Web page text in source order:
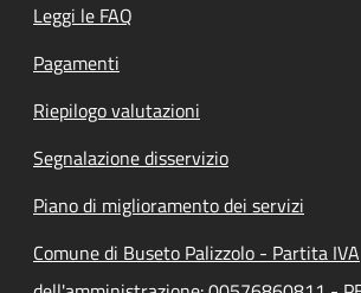
Leggi le FAQ
Pagamenti
Riepilogo valutazioni
Segnalazione disservizio
Piano di miglioramento dei servizi
Comune di Buseto Palizzolo - Partita IVA